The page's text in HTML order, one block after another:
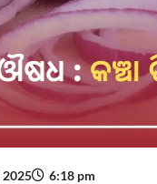
2025 6:18 pm